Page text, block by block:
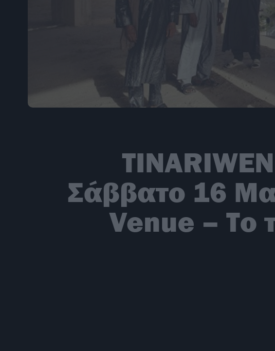
Σάββατο 16
Venue – Το